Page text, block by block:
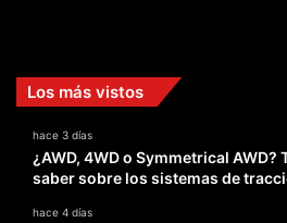
Los más vistos
hace 3 días
¿AWD, 4WD o Symmetrical
saber sobre los sistemas de
hace 4 días